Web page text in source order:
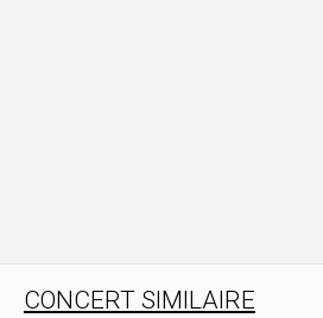
CONCERT SIMILAIRE